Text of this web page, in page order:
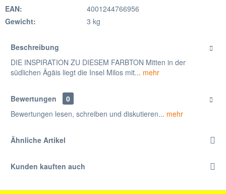
EAN:
4001244766956
Gewicht:
3 kg
Beschreibung
DIE INSPIRATION ZU DIESEM FARBTON Mitten in der
südlichen Ägäis liegt die Insel Milos mit... mehr
Bewertungen
0
Bewertungen lesen, schreiben und diskutieren... mehr
Ähnliche Artikel
Kunden kauften auch